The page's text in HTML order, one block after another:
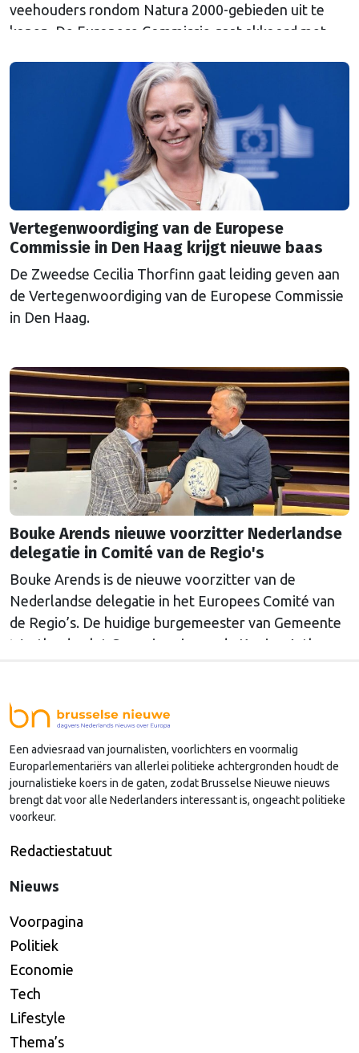
veehouders rondom Natura 2000-gebieden uit te
kopen. De Europese Commissie gaat akkoord met
Vertegenwoordiging van de Europese
Commissie in Den Haag krijgt nieuwe baas
De Zweedse Cecilia Thorfinn gaat leiding geven aan
de Vertegenwoordiging van de Europese Commissie
in Den Haag.
Bouke Arends nieuwe voorzitter Nederlandse
delegatie in Comité van de Regio's
Bouke Arends is de nieuwe voorzitter van de
Nederlandse delegatie in het Europees Comité van
de Regio’s. De huidige burgemeester van Gemeente
Westland volgt Commissaris van de Koning Arthur
Nederlandse regio’s behoorlijk succesvol in hun
lobby in Brussel, en dat komt vooral omdat …
Continued
Een adviesraad van journalisten, voorlichters en voormalig
Europarlementariërs van allerlei politieke achtergronden houdt de
journalistieke koers in de gaten, zodat Brusselse Nieuwe nieuws
brengt dat voor alle Nederlanders interessant is, ongeacht politieke
voorkeur.
Redactiestatuut
Nieuws
Voorpagina
Politiek
Economie
Tech
Lifestyle
Thema’s